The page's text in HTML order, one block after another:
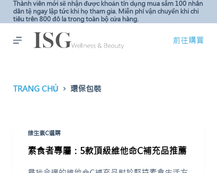
C
h
đ
Thành viên mới sẽ nhận được khoản tín dụng mua sắm 100 nhân
dân tệ ngay lập tức khi họ tham gia. Miễn phí vận chuyển khi chi
tiêu trên 800 đô la trong toàn bộ cửa hàng.
前往購買
TRANG CHỦ 環保包裝
維生素C選購
素食者專屬：5款頂級維他命C補充品推薦